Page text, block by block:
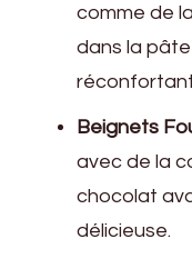
comme de
dans la
Beignets
avec de la
chocolat
délicieuse.